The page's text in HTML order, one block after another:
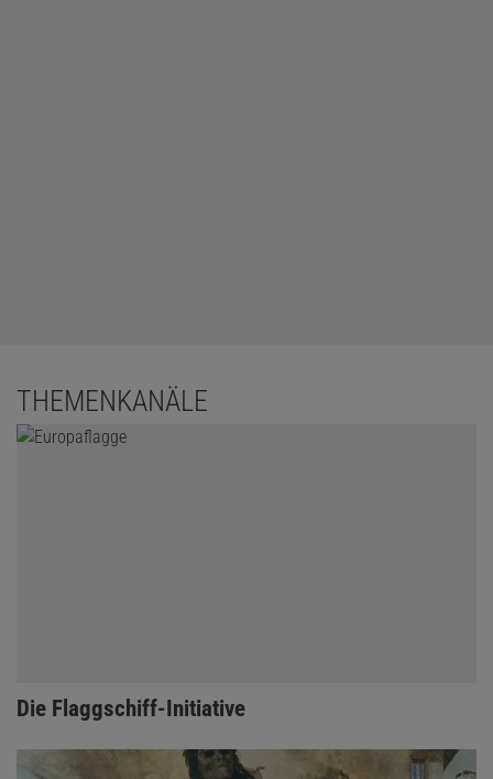
THEMENKANÄLE
Die Flaggschiff-Initiative